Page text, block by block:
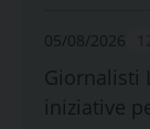
05/08/2026
Giornalisti
iniziative